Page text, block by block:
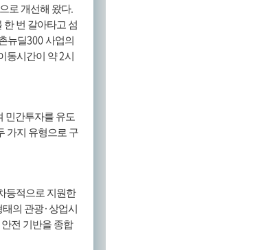
로 개선해 왔다.
번 갈아타고 섬
뉴딜300사업의
동시간이 약2시
민간투자를 유도
가지 유형으로 구
등적으로 지원한
태의 관광·상업시
안전 기반을 종합